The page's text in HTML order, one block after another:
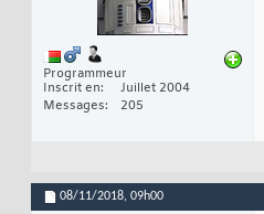
Programmeur
Inscrit en
Juillet 2004
Messages
205
08/11/2018, 09h00